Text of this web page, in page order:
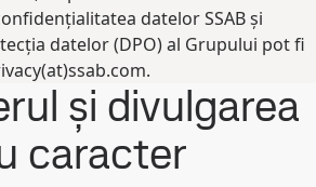
datelor SSAB și
datelor (DPO) al Grupului pot fi
și divulgarea
caracter